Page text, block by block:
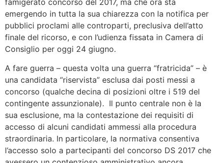
famigerato concorso del 2017, ma che ora sta
emergendo in tutta la sua chiarezza con la notifica per
pubblici proclami alle controparti, preclusiva dell’atto
finale del ricorso, e con l’udienza fissata in Camera di
Consiglio per oggi 24 giugno.
A fare guerra – questa volta una guerra “fratricida” – è
una candidata “riservista” esclusa dai posti messi a
concorso (qualche decina di posizioni oltre i 519 del
contingente assunzionale). Il punto centrale non è la
sua esclusione, ma la contestazione dei requisiti di
accesso di alcuni candidati ammessi alla procedura
straordinaria. In particolare, la normativa consentiva
l’accesso solo a partecipanti del concorso DS 2017 che